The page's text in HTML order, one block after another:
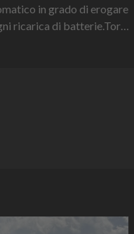
in grado di erogare
ricarica di batterie.Tork,